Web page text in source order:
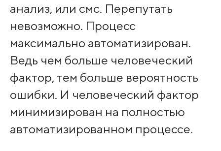
анализ, или смс. Перепутать
невозможно. Процесс
максимально автоматизирован.
Ведь чем больше человеческий
фактор, тем больше вероятность
ошибки. И человеческий фактор
минимизирован на полностью
автоматизированном процессе.